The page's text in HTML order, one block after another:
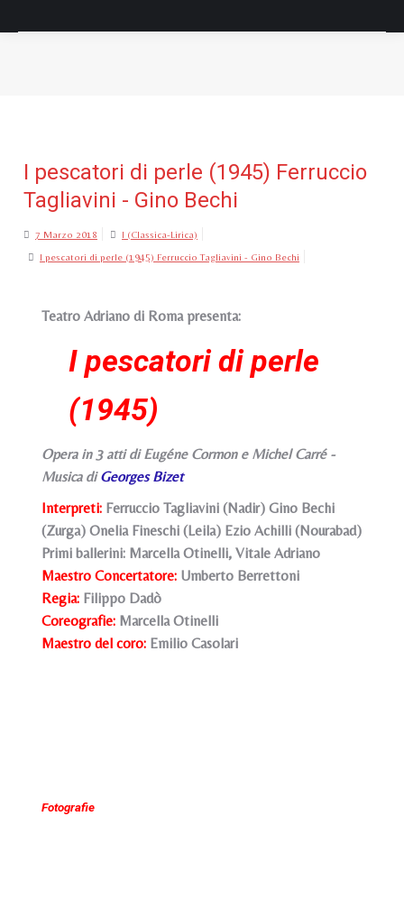
I pescatori di perle (1945) Ferruccio
Tagliavini - Gino Bechi
7 Marzo 2018 I (Classica-Lirica)
I pescatori di perle (1945) Ferruccio Tagliavini - Gino Bechi
Teatro Adriano di Roma presenta:
I pescatori di perle
(1945)
Opera in 3 atti di Eugéne Cormon e Michel Carré -
Musica diGeorges Bizet
Interpreti: Ferruccio Tagliavini (Nadir) Gino Bechi
(Zurga) Onelia Fineschi (Leila) Ezio Achilli (Nourabad)
Primi ballerini: Marcella Otinelli, Vitale Adriano
Maestro Concertatore: Umberto Berrettoni
Regia: Filippo Dadò
Coreografie: Marcella Otinelli
Maestro del coro: Emilio Casolari
Fotografie